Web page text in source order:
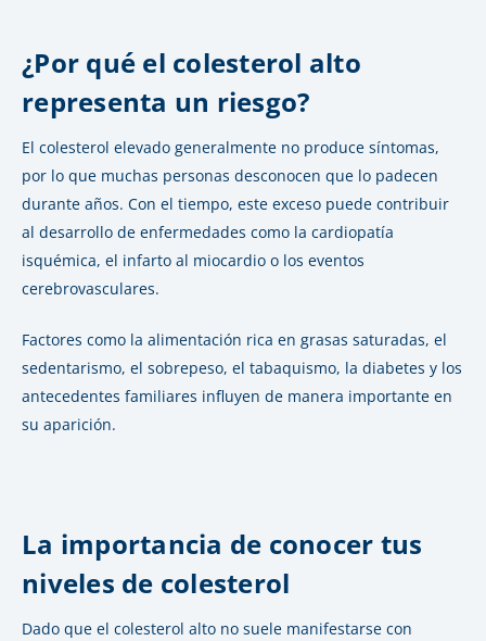
¿Por qué el colesterol alto
representa un riesgo?
El colesterol elevado generalmente no produce síntomas,
por lo que muchas personas desconocen que lo padecen
durante años. Con el tiempo, este exceso puede contribuir
al desarrollo de enfermedades como la cardiopatía
isquémica, el infarto al miocardio o los eventos
cerebrovasculares.
Factores como la alimentación rica en grasas saturadas, el
sedentarismo, el sobrepeso, el tabaquismo, la diabetes y los
antecedentes familiares influyen de manera importante en
su aparición.
La importancia de conocer tus
niveles de colesterol
Dado que el colesterol alto no suele manifestarse con